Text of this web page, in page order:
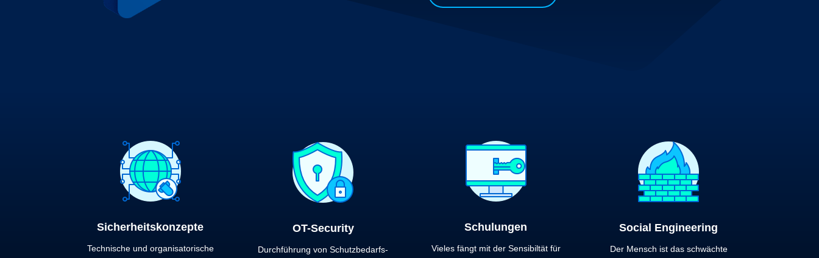
Sicherheitskonzepte
Technische und organisatorische
OT-Security
Durchführung von Schutzbedarfs-
Schulungen
Vieles fängt mit der Sensibiltät für
Social Engineering
Der Mensch ist das schwächte